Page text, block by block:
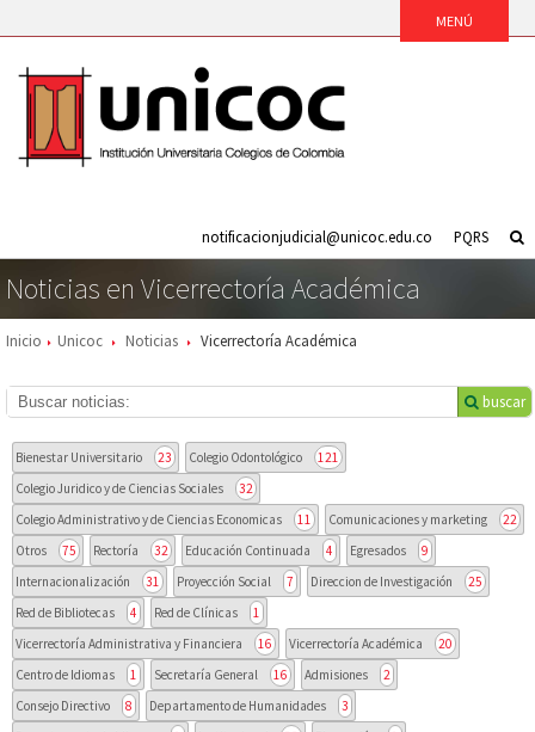
PQRS
notificacionjudicial@unicoc.edu.co
Noticias en Vicerrectoría Académica
Inicio Unicoc Noticias Vicerrectoría Académica
buscar
Bienestar Universitario 23 Colegio Odontológico
121
Colegio Juridico y de Ciencias Sociales
32
Colegio Administrativo y de Ciencias Economicas
11 Comunicaciones y marketing
22
Otros
75 Rectoría 32 Educación Continuada 4 Egresados
9
Internacionalización
31 Proyección Social 7 Direccion de Investigación
25
Red de Bibliotecas
4 Red de Clínicas
1
Vicerrectoría Administrativa y Financiera
16 Vicerrectoría Académica
20
Centro de Idiomas
1 Secretaría General 16 Admisiones
2
Consejo Directivo
8 Departamento de Humanidades
3